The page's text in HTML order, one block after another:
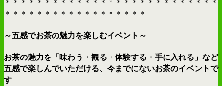
＊＊＊＊＊＊＊＊＊＊＊＊＊＊＊＊＊＊＊＊＊＊＊＊＊＊＊
＊＊＊＊＊＊＊＊＊＊＊＊＊＊＊＊＊＊
～五感でお茶の魅力を楽しむイベント～
お茶の魅力を「味わう・観る・体験する・手に入れる」など
五感で楽しんでいただける、今までにないお茶のイベントで
す